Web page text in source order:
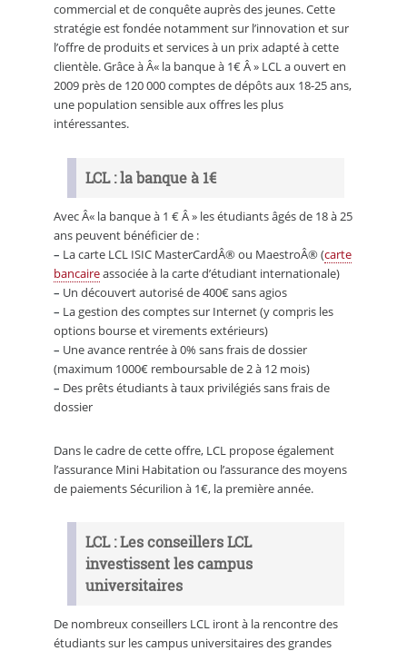
commercial et de conquête auprès des jeunes. Cette
stratégie est fondée notamment sur l’innovation et sur
l’offre de produits et services à un prix adapté à cette
clientèle. Grâce à Â« la banque à 1€ Â » LCL a ouvert en
2009 près de 120 000 comptes de dépôts aux 18-25 ans,
une population sensible aux offres les plus
intéressantes.
LCL : la banque à 1€
Avec Â« la banque à 1 € Â » les étudiants âgés de 18 à 25
ans peuvent bénéficier de :
– La carte LCL ISIC MasterCardÂ® ou MaestroÂ® (carte
bancaireassociée à la carte d’étudiant internationale)
– Un découvert autorisé de 400€ sans agios
– La gestion des comptes sur Internet (y compris les
options bourse et virements extérieurs)
– Une avance rentrée à 0% sans frais de dossier
(maximum 1000€ remboursable de 2 à 12 mois)
– Des prêts étudiants à taux privilégiés sans frais de
dossier
Dans le cadre de cette offre, LCL propose également
l’assurance Mini Habitation ou l’assurance des moyens
de paiements Sécurilion à 1€, la première année.
LCL : Les conseillers LCL
investissent les campus
universitaires
De nombreux conseillers LCL iront à la rencontre des
étudiants sur les campus universitaires des grandes